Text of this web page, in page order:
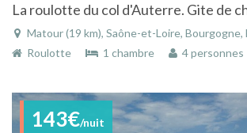
Matour (19 km), Saône-et-Loire, Bourgogne, Bourgogne-
Roulotte
1 chambre 4 personnes
143€/nuit